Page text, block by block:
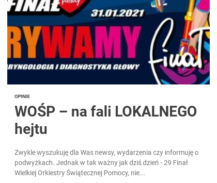
OPINIE
WOŚP – na fali LOKALNEGO
hejtu
Zwykle wyszukuję dla Was newsy, wydarzenia czy informuję o
podwyżkach. Jednak w tak ważny jak dziś dzień - 29 Finał
Wielkiej Orkiestry Świątecznej Pomocy, nie...